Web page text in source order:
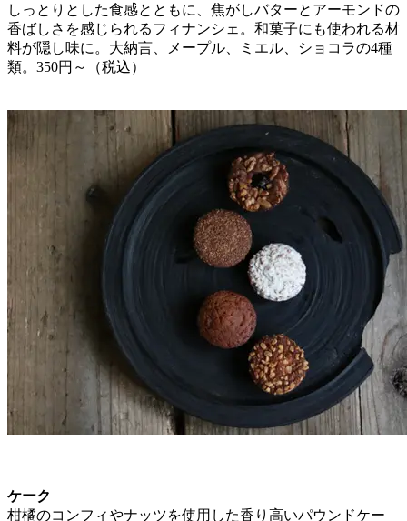
しっとりとした食感とともに、焦がしバターとアーモンドの
香ばしさを感じられるフィナンシェ。和菓子にも使われる材
料が隠し味に。大納言、メープル、ミエル、ショコラの4種
類。350円～（税込）
ケーク
柑橘のコンフィやナッツを使用した香り高いパウンドケー